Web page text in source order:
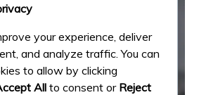
your experience, deliver
and analyze traffic. You can
to allow by clicking
All to consent or Reject